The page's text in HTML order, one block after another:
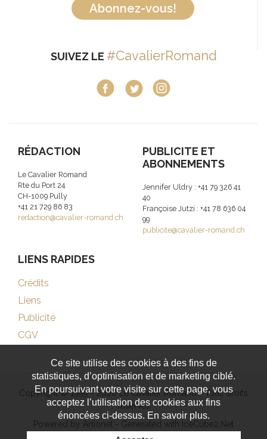
Abonnez-vous!
SUIVEZ LE #CavalierRomand
RÉDACTION
Le Cavalier Romand
Rte du Port 24
CH-1009 Pully
+41 21 729 86 83
redaction@cavalier-romand.ch
PUBLICITE ET
ABONNEMENTS
Jennifer Uldry : +41 79 326 41
40
Françoise Jutzi : +41 78 636 04
99
publicite@cavalier-romand.ch
LIENS RAPIDES
Crédits
Liens
Publicité
CGV
Copyright © 1999 - 2026 Le Cavalier Romand - Tous droits
réservés
Powered by Artionet - Generated with IceCube2.Net
Ce site utilise des cookies à des fins de
statistiques, d’optimisation et de marketing ciblé.
En poursuivant votre visite sur cette page, vous
acceptez l’utilisation des cookies aux fins
énoncées ci-dessus. En savoir plus.